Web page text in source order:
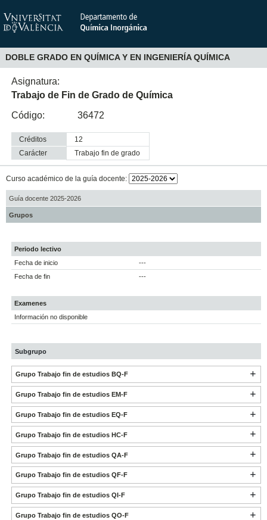
DOBLE GRADO EN QUÍMICA Y EN INGENIERÍA QUÍMICA
Asignatura:
Trabajo de Fin de Grado de Química
Código:
36472
Créditos
12
Carácter
trabajo fin de grado
Curso académico de la guía docente:
Guía docente 2025-2026
Grupos
Periodo lectivo
Fecha de inicio
---
Fecha de fin
---
Examenes
Información no disponible
Subgrupo
Grupo Trabajo fin de estudios BQ-F
Grupo Trabajo fin de estudios EM-F
Grupo Trabajo fin de estudios EQ-F
Grupo Trabajo fin de estudios HC-F
Grupo Trabajo fin de estudios QA-F
Grupo Trabajo fin de estudios QF-F
Grupo Trabajo fin de estudios QI-F
Grupo Trabajo fin de estudios QO-F